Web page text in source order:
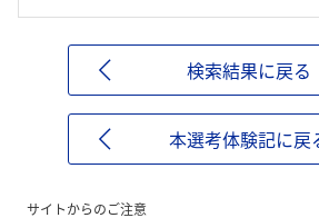
検索結果に戻る
本選考体験記に戻
サイトからのご注意